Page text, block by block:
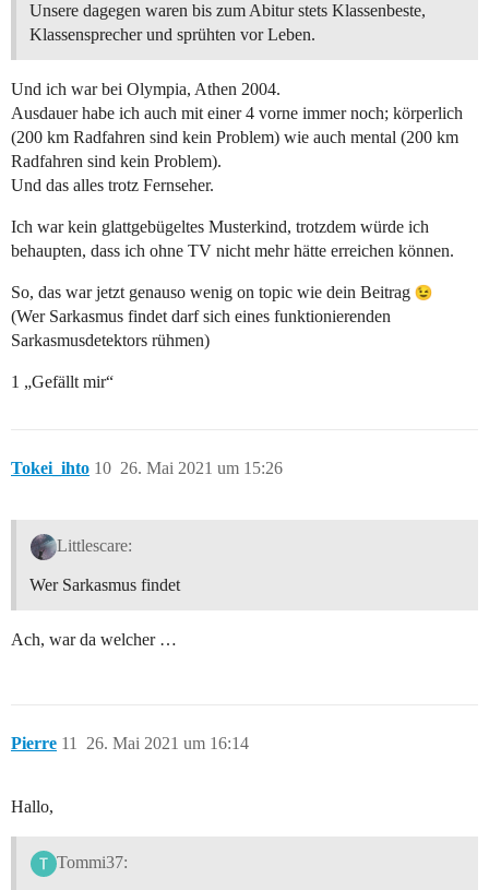
Unsere dagegen waren bis zum Abitur stets Klassenbeste,
Klassensprecher und sprühten vor Leben.
Und ich war bei Olympia, Athen 2004.
Ausdauer habe ich auch mit einer 4 vorne immer noch; körperlich
(200 km Radfahren sind kein Problem) wie auch mental (200 km
Radfahren sind kein Problem).
Und das alles trotz Fernseher.
Ich war kein glattgebügeltes Musterkind, trotzdem würde ich
behaupten, dass ich ohne TV nicht mehr hätte erreichen können.
So, das war jetzt genauso wenig on topic wie dein Beitrag
(Wer Sarkasmus findet darf sich eines funktionierenden
Sarkasmusdetektors rühmen)
1 „Gefällt mir“
Tokei_ihto 26. Mai 2021 um 15:26
10
Littlescare:
Wer Sarkasmus findet
Ach, war da welcher …
Pierre 26. Mai 2021 um 16:14
11
Hallo,
Tommi37: